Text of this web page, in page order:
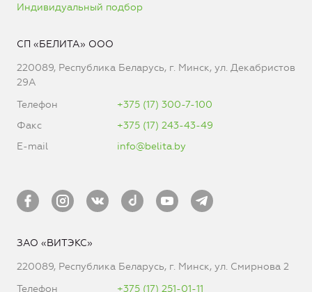
Индивидуальный подбор
СП «БЕЛИТА» ООО
220089, Республика Беларусь, г. Минск, ул. Декабристов
29А
Телефон
+375 (17) 300-7-100
Факс
+375 (17) 243-43-49
E-mail
info@belita.by
ЗАО «ВИТЭКС»
220089, Республика Беларусь, г. Минск, ул. Смирнова 2
Телефон
+375 (17) 251-01-11